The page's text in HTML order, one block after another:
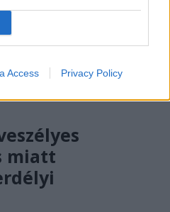
Access Privacy Policy
miatt